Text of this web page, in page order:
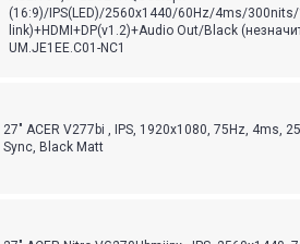
(16:9)/IPS(LED)/2560x1440/60Hz/4ms/300nits/
link)+HDMI+DP(v1.2)+Audio Out/Black
UM.JE1EE.C01-NC1
27" ACER V277bi , IPS, 1920x1080, 75Hz, 4ms,
Sync, Black Matt